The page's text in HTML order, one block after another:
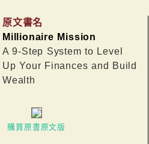
原文書名
Millionaire Mission
A 9-Step System to Level
Up Your Finances and Build
Wealth
購買原書原文版